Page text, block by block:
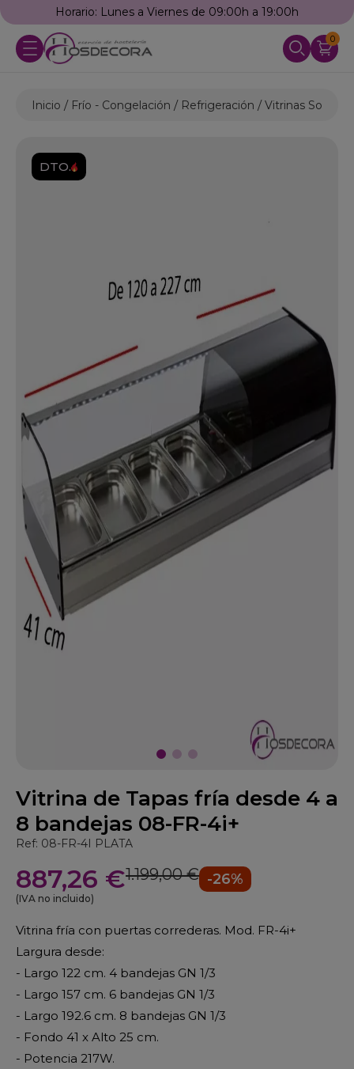
Horario: Lunes a Viernes de 09:00h a 19:00h
0
Inicio Frío - Congelación Refrigeración Vitrinas
DTO.
Vitrina de Tapas fría desde 4 a
8 bandejas 08-FR-4i+
Ref: 08-FR-4I PLATA
887,26 €1.199,00 € -26%
(IVA no incluido)
Vitrina fría con puertas correderas. Mod. FR-4i+
Largura desde:
- Largo 122 cm. 4 bandejas GN 1/3
- Largo 157 cm. 6 bandejas GN 1/3
- Largo 192.6 cm. 8 bandejas GN 1/3
- Fondo 41 x Alto 25 cm.
- Potencia 217W.